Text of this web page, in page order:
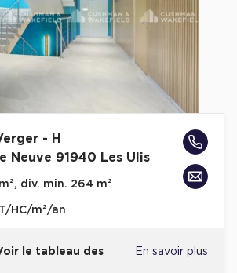
- H
Neuve 91940 Les Ulis
div. min. 264 m²
HC/m²/an
le tableau des
En savoir plus